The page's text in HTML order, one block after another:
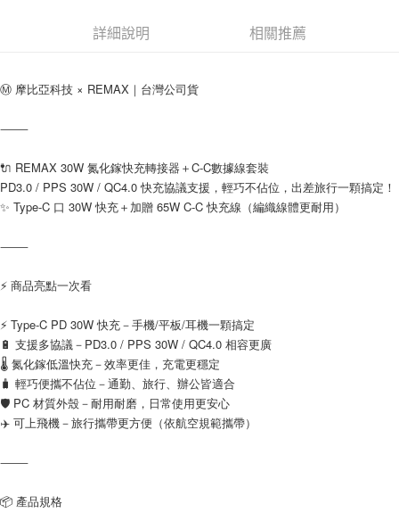
２．訂單成立數日內，您將收到繳費通知簡訊。
購買商品的店家。未經商家同意取消之訂單仍視為有效，需透過AFTEE先享
※ 交易是否成功請以「AFTEE先享後付 」之結帳頁面顯示為準，若有關於
https://netprotections.freshdesk.com/support/home
【注意事項】
１．透過由恩沛科技股份有限公司提供之「AFTEE先享後付」服務完成之交
３．未成年的使用者請事先徵得法定代理人或監護人之同意方可使用
任。
４．使用「AFTEE先享後付」時，將依據個別帳號之用戶狀況，依本公司即
時審查核予不同之上限額度；若仍有額度不足之情形，本公司將視審查結果
請求用戶進行身份認證。
５．嚴禁一人註冊多個帳號或使用他人資訊註冊。若發現惡意使用之情形，
恩沛科技股份有限公司將有權停止該用戶之使用額度並採取法律行動。
每筆NT$60，滿NT$999(含以上)免運費
每筆NT$100，滿NT$999(含以上)免運費
(郵局)離島宅配
詳細說明 相關推薦
Ⓜ️ 摩比亞科技 × REMAX｜台灣公司貨
⸻
🔌 REMAX 30W 氮化鎵快充轉接器＋C-C數據線套裝
PD3.0 / PPS 30W / QC4.0 快充協議支援，輕巧不佔位，出差旅行一顆搞定！
✨ Type-C 口 30W 快充＋加贈 65W C-C 快充線（編織線體更耐用）
⸻
⚡ 商品亮點一次看
⚡ Type-C PD 30W 快充－手機/平板/耳機一顆搞定
🔋 支援多協議－PD3.0 / PPS 30W / QC4.0 相容更廣
🌡️ 氮化鎵低溫快充－效率更佳，充電更穩定
🧳 輕巧便攜不佔位－通勤、旅行、辦公皆適合
🛡️ PC 材質外殼－耐用耐磨，日常使用更安心
✈️ 可上飛機－旅行攜帶更方便（依航空規範攜帶）
⸻
📦 產品規格